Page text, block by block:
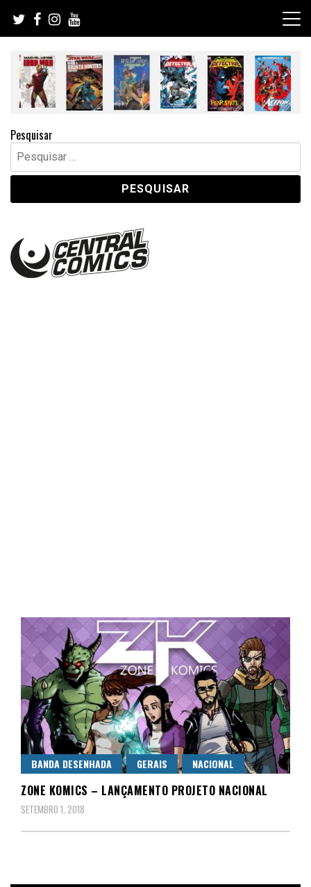
content
Pesquisar
Pesquisar
por:
Central Comics
BANDA DESENHADA GERAIS NACIONAL
ZONE KOMICS – LANÇAMENTO PROJETO NACIONAL
SETEMBRO 1, 2018